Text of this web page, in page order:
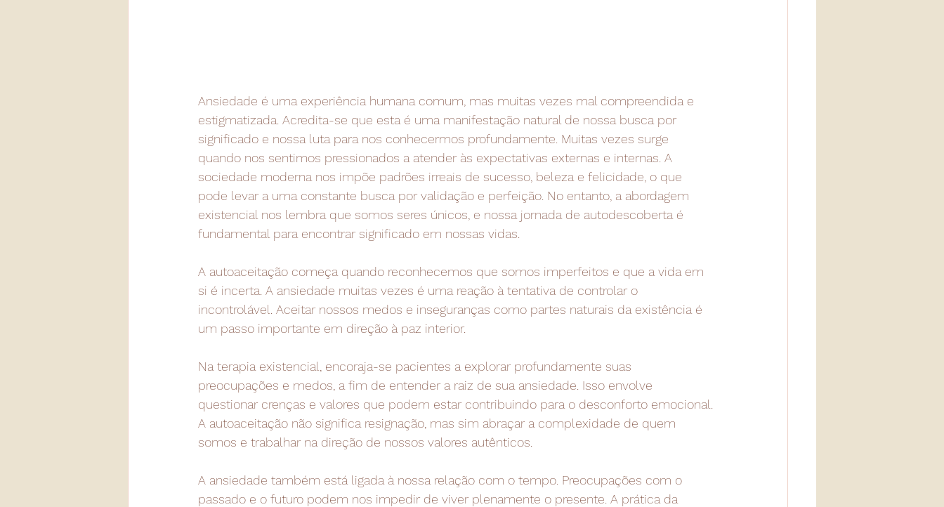
Ansiedade é uma experiência humana comum, mas muitas vezes mal compreendida e
estigmatizada. Acredita-se que esta é uma manifestação natural de nossa busca por
significado e nossa luta para nos conhecermos profundamente. Muitas vezes surge
quando nos sentimos pressionados a atender às expectativas externas e internas. A
sociedade moderna nos impõe padrões irreais de sucesso, beleza e felicidade, o que
pode levar a uma constante busca por validação e perfeição. No entanto, a abordagem
existencial nos lembra que somos seres únicos, e nossa jornada de autodescoberta é
fundamental para encontrar significado em nossas vidas.
A autoaceitação começa quando reconhecemos que somos imperfeitos e que a vida em
si é incerta. A ansiedade muitas vezes é uma reação à tentativa de controlar o
incontrolável. Aceitar nossos medos e inseguranças como partes naturais da existência é
um passo importante em direção à paz interior.
Na terapia existencial, encoraja-se pacientes a explorar profundamente suas
preocupações e medos, a fim de entender a raiz de sua ansiedade. Isso envolve
questionar crenças e valores que podem estar contribuindo para o desconforto emocional.
A autoaceitação não significa resignação, mas sim abraçar a complexidade de quem
somos e trabalhar na direção de nossos valores autênticos.
A ansiedade também está ligada à nossa relação com o tempo. Preocupações com o
passado e o futuro podem nos impedir de viver plenamente o presente. A prática da